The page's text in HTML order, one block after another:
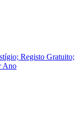
Registo Gratuito;
Ano